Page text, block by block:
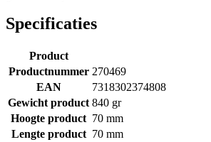
Specificaties
Product
Productnummer 270469
EAN
7318302374808
Gewicht product 840 gr
Hoogte product 70 mm
Lengte product 70 mm